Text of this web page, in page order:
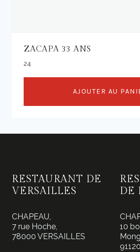
ZACAPA 33 ANS
24
AJOUTER AU
RESTAURANT DE
VERSAILLES
CHAPEAU,
7 rue Hoche,
78000 VERSAILLES
DE
10